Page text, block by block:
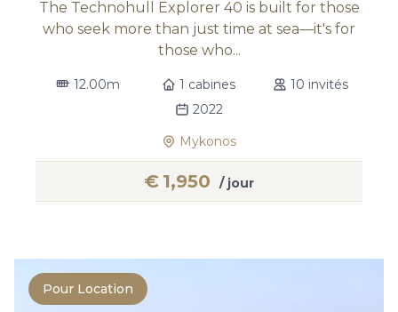
The Technohull Explorer 40 is built for those
who seek more than just time at sea—it's for
those who...
12.00m 1 cabines
10 invités
2022
Mykonos
€ 1,950 / jour
Pour Location